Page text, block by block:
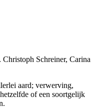
Schreiner, Carina
aard; verwerving,
of een soortgelijk